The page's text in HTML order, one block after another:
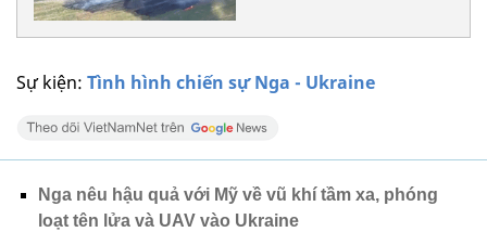
Sự kiện: Tình hình chiến sự Nga - Ukraine
Nga nêu hậu quả với Mỹ về vũ khí tầm xa, phóng
loạt tên lửa và UAV vào Ukraine